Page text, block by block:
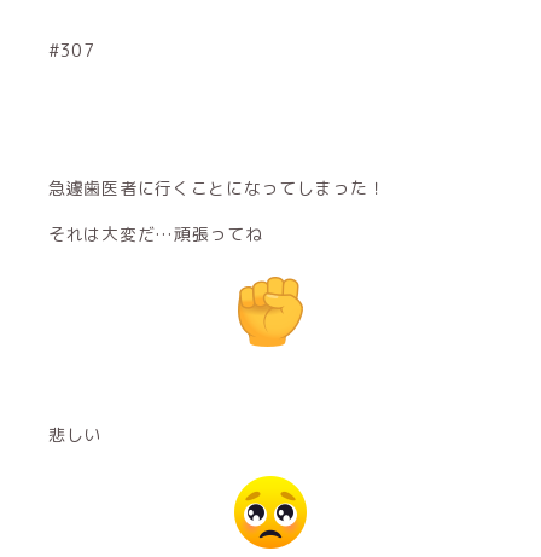
#307
急遽歯医者に行くことになってしまった！
それは大変だ…頑張ってね
悲しい